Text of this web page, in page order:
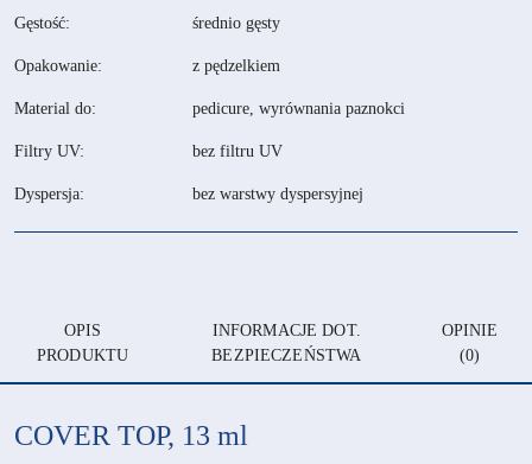
Gęstość: średnio gęsty
Opakowanie: z pędzelkiem
Material do: pedicure, wyrównania paznokci
Filtry UV: bez filtru UV
Dyspersja: bez warstwy dyspersyjnej
OPIS
PRODUKTU
INFORMACJE DOT.
BEZPIECZEŃSTWA
OPINIE
(0)
COVER TOP, 13 ml